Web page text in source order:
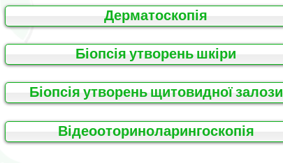
Дерматоскопія
Біопсія утворень шкіри
Біопсія утворень щитовидної залози
Відеооториноларингоскопія